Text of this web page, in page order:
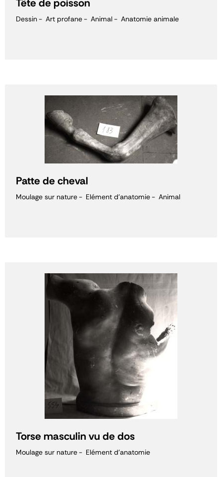
Tête de poisson
Dessin Art profane Animal Anatomie animale
Patte de cheval
Moulage sur nature Elément d'anatomie Animal
Torse masculin vu de dos
Moulage sur nature Elément d'anatomie